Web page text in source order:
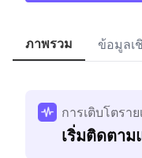
ภาพรวม ข้อมูลเ
การเติบโตรา
เริ่มติดตาม